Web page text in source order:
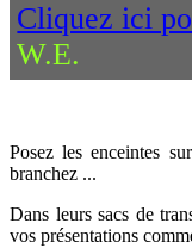
Cliquez ici
W.E.
Posez les enceintes
branchez ...
Dans leurs sacs de
vos présentations